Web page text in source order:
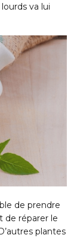
va lui
de prendre
de réparer le
plantes